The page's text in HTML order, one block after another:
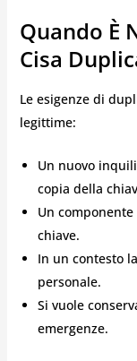
Quando È
Cisa
Le esigenze di
legittime:
Un nuovo
copia della
Un
chiave.
In un contesto
personale.
Si vuole
emergenze.